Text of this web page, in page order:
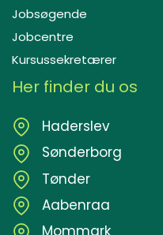
Jobsøgende
Jobcentre
Kursussekretærer
Her finder du os
Haderslev
Sønderborg
Tønder
Aabenraa